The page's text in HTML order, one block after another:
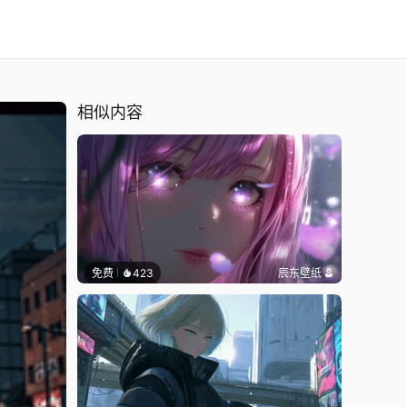
相似内容
免费 423 辰东壁纸